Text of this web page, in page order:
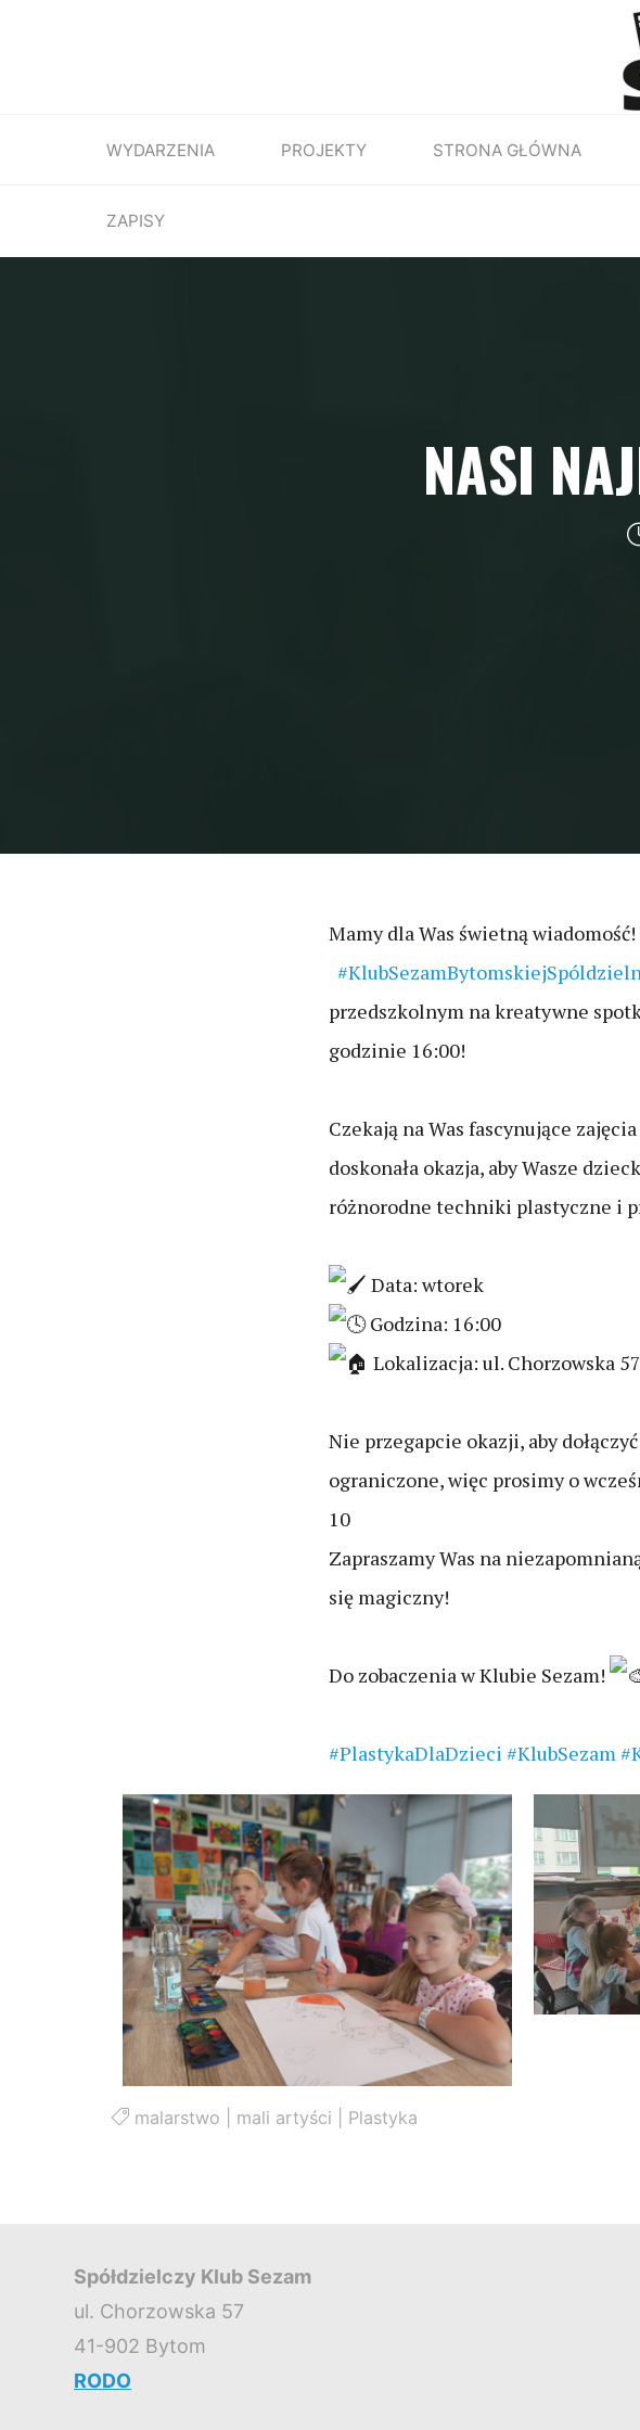
WYDARZENIA PROJEKTY STRONA GŁÓWNA
ZAPISY
NASI
Mamy dla Was świetną wiadomość!
przedszkolnym na kreatywne
godzinie 16:00!
Czekają na Was fascynujące
doskonała okazja, aby Wasze
różnorodne techniki plastyczne i
Data: wtorek
Godzina: 16:00
Lokalizacja: ul. Chorzowska
Nie przegapcie okazji, aby
ograniczone, więc prosimy o
10
Zapraszamy Was na
się magiczny!
Do zobaczenia w Klubie Sezam!
#PlastykaDlaDzieci #KlubSezam
malarstwo mali artyści Plastyka
Spółdzielczy Klub Sezam
ul. Chorzowska 57
41-902 Bytom
RODO